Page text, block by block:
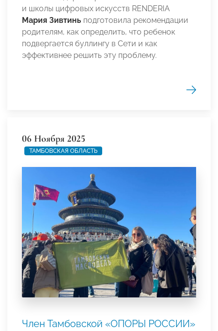
и школы цифровых искусств RENDERIA
Мария Зивтинь подготовила рекомендации
родителям, как определить, что ребенок
подвергается буллингу в Сети и как
эффективнее решить эту проблему.
06 Ноября 2025
ТАМБОВСКАЯ ОБЛАСТЬ
Член Тамбовской «ОПОРЫ РОССИИ»